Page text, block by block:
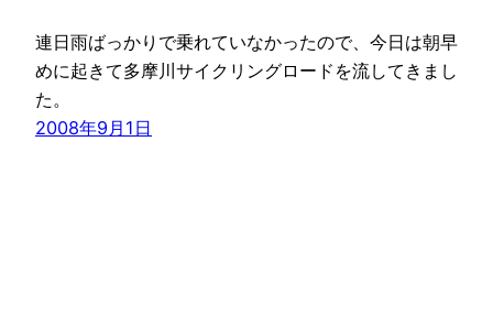
連日雨ばっかりで乗れていなかったので、今日は朝早
めに起きて多摩川サイクリングロードを流してきまし
た。
2008年9月1日